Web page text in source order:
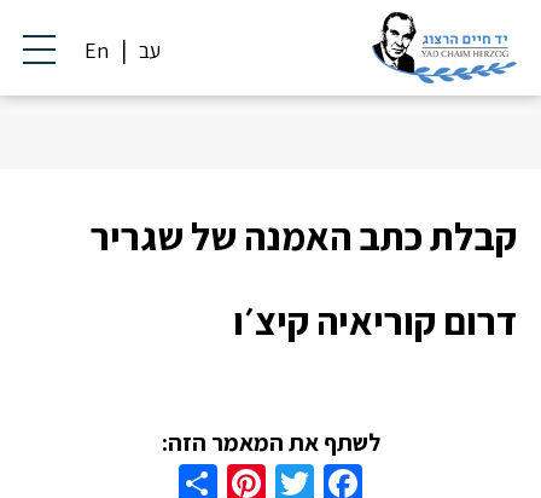
עב En
קבלת כתב האמנה של שגריר
דרום קוריאיה קיצ׳ו
לשתף את המאמר הזה:
Facebook
Twitter
Pinterest